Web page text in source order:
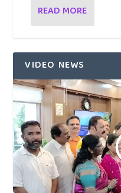
READ MORE
VIDEO NEWS